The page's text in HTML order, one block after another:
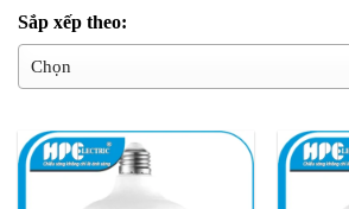
Sắp xếp theo: